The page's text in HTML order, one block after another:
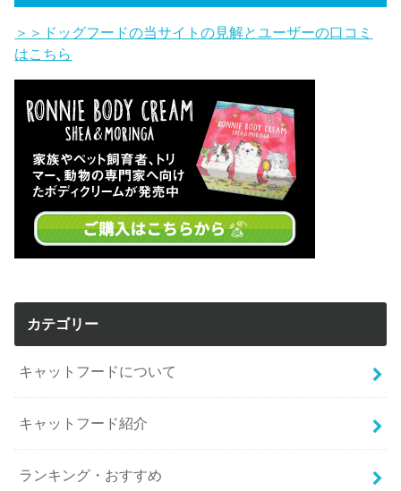
＞＞ドッグフードの当サイトの見解とユーザーの口コミ
はこちら
カテゴリー
キャットフードについて
キャットフード紹介
ランキング・おすすめ